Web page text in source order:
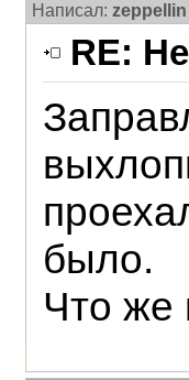
Написал: zeppellin
RE:
было.
Что же